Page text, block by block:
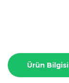
Ürün Bilgisi